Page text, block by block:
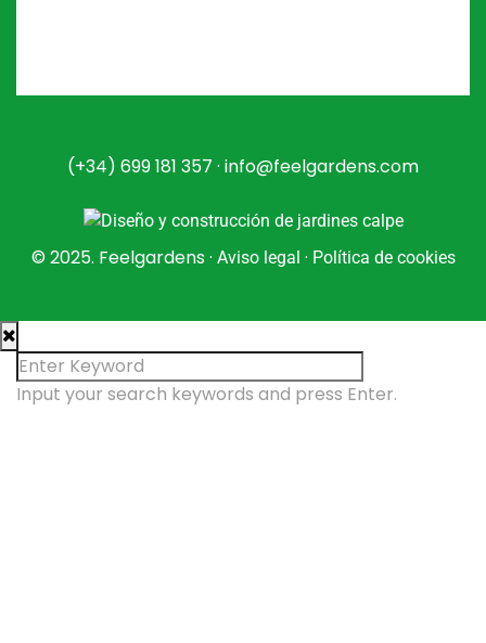
(+34) 699 181 357 · info@feelgardens.com
© 2025. Feelgardens · Aviso legal · Política de cookies
Input your search keywords and press Enter.